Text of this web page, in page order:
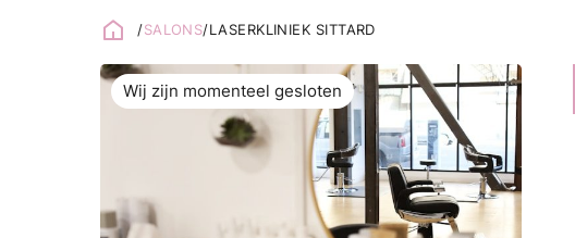
/SALONS/LASERKLINIEK SITTARD
Wij zijn momenteel gesloten